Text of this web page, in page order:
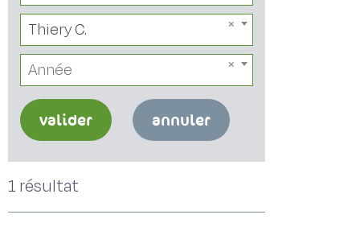
Thiery C.
Année
valider annuler
1 résultat